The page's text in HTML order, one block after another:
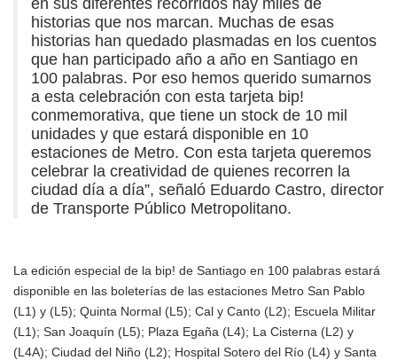
historias que nos marcan. Muchas de esas
historias han quedado plasmadas en los cuentos
que han participado año a año en Santiago en
100 palabras. Por eso hemos querido sumarnos
a esta celebración con esta tarjeta bip!
conmemorativa, que tiene un stock de 10 mil
unidades y que estará disponible en 10
estaciones de Metro. Con esta tarjeta queremos
celebrar la creatividad de quienes recorren la
ciudad día a día”, señaló Eduardo Castro, director
de Transporte Público Metropolitano.
La edición especial de la bip! de Santiago en 100 palabras estará
disponible en las boleterías de las estaciones Metro San Pablo
(L1) y (L5); Quinta Normal (L5); Cal y Canto (L2); Escuela Militar
(L1); San Joaquín (L5); Plaza Egaña (L4); La Cisterna (L2) y
(L4A); Ciudad del Niño (L2); Hospital Sotero del Río (L4) y Santa